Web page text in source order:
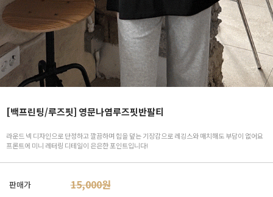
[백프린팅/루즈핏] 영문나염루즈핏반팔티
라운드 넥 디자인으로 단정하고 깔끔하며 힙을 덮는 기장감으로 레깅스와 매치해도 부담이 없어요
프론트에 미니 레터링 디테일이 은은한 포인트입니다!
판매가 15,000원